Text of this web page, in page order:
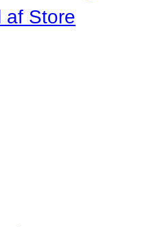
af Store